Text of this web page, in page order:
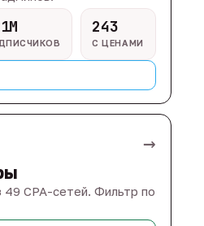
243
С ЦЕНАМИ
→
CPA-сетей. Фильтр по